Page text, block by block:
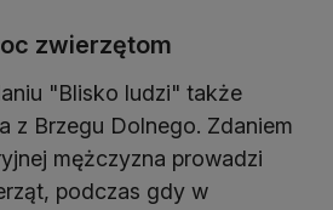
zwierzętom
"Blisko ludzi" także
z Brzegu Dolnego. Zdaniem
mężczyzna prowadzi
podczas gdy w